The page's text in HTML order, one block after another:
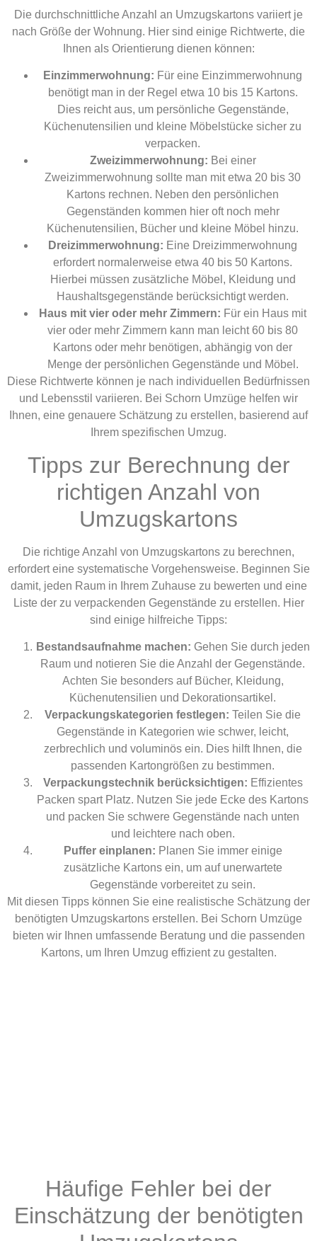
Die durchschnittliche Anzahl an Umzugskartons variiert je
nach Größe der Wohnung. Hier sind einige Richtwerte, die
Ihnen als Orientierung dienen können:
Einzimmerwohnung: Für eine Einzimmerwohnung
benötigt man in der Regel etwa 10 bis 15 Kartons.
Dies reicht aus, um persönliche Gegenstände,
Küchenutensilien und kleine Möbelstücke sicher zu
verpacken.
Zweizimmerwohnung: Bei einer
Zweizimmerwohnung sollte man mit etwa 20 bis 30
Kartons rechnen. Neben den persönlichen
Gegenständen kommen hier oft noch mehr
Küchenutensilien, Bücher und kleine Möbel hinzu.
Dreizimmerwohnung: Eine Dreizimmerwohnung
erfordert normalerweise etwa 40 bis 50 Kartons.
Hierbei müssen zusätzliche Möbel, Kleidung und
Haushaltsgegenstände berücksichtigt werden.
Haus mit vier oder mehr Zimmern: Für ein Haus mit
vier oder mehr Zimmern kann man leicht 60 bis 80
Kartons oder mehr benötigen, abhängig von der
Menge der persönlichen Gegenstände und Möbel.
Diese Richtwerte können je nach individuellen Bedürfnissen
und Lebensstil variieren. Bei Schorn Umzüge helfen wir
Ihnen, eine genauere Schätzung zu erstellen, basierend auf
Ihrem spezifischen Umzug.
Tipps zur Berechnung der
richtigen Anzahl von
Umzugskartons
Die richtige Anzahl von Umzugskartons zu berechnen,
erfordert eine systematische Vorgehensweise. Beginnen Sie
damit, jeden Raum in Ihrem Zuhause zu bewerten und eine
Liste der zu verpackenden Gegenstände zu erstellen. Hier
sind einige hilfreiche Tipps:
Bestandsaufnahme machen: Gehen Sie durch jeden
Raum und notieren Sie die Anzahl der Gegenstände.
Achten Sie besonders auf Bücher, Kleidung,
Küchenutensilien und Dekorationsartikel.
Verpackungskategorien festlegen: Teilen Sie die
Gegenstände in Kategorien wie schwer, leicht,
zerbrechlich und voluminös ein. Dies hilft Ihnen, die
passenden Kartongrößen zu bestimmen.
Verpackungstechnik berücksichtigen: Effizientes
Packen spart Platz. Nutzen Sie jede Ecke des Kartons
und packen Sie schwere Gegenstände nach unten
und leichtere nach oben.
Puffer einplanen: Planen Sie immer einige
zusätzliche Kartons ein, um auf unerwartete
Gegenstände vorbereitet zu sein.
Mit diesen Tipps können Sie eine realistische Schätzung der
benötigten Umzugskartons erstellen. Bei Schorn Umzüge
bieten wir Ihnen umfassende Beratung und die passenden
Kartons, um Ihren Umzug effizient zu gestalten.
Häufige Fehler bei der
Einschätzung der benötigten